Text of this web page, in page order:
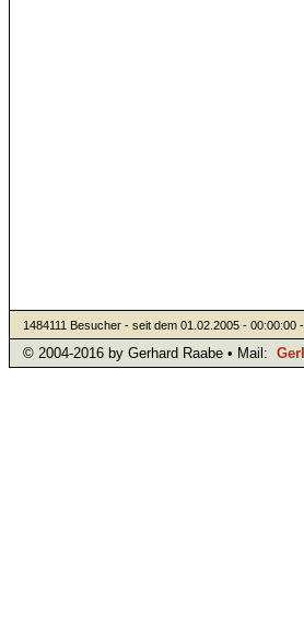
1484111 Besucher - seit dem 01.02.2005 - 00:00:00
© 2004-2016 by Gerhard Raabe • Mail: